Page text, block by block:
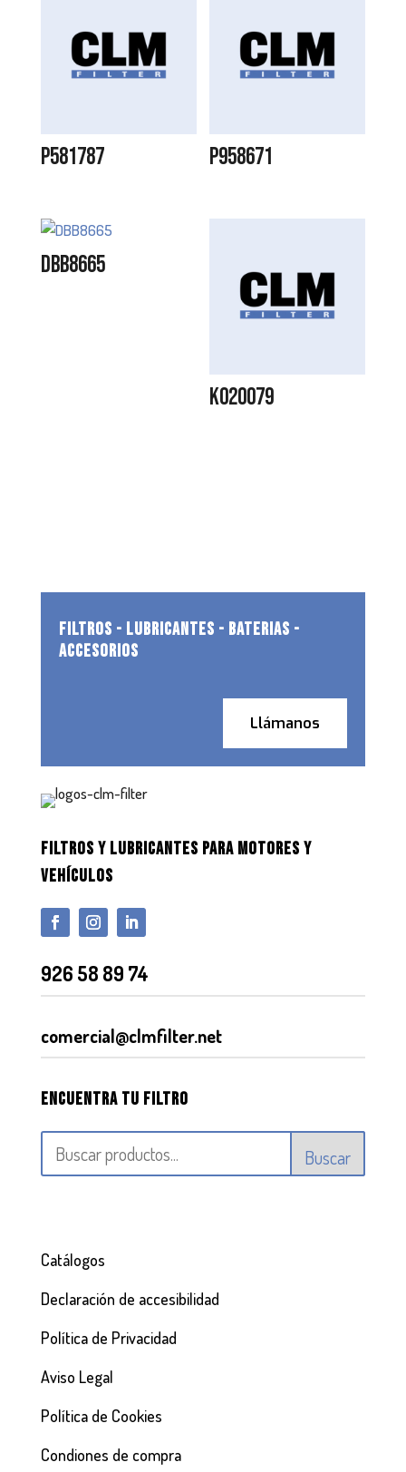
P581787 P958671
DBB8665
K020079
FILTROS - LUBRICANTES - BATERIAS -
ACCESORIOS
Llámanos
FILTROS Y LUBRICANTES PARA MOTORES Y
VEHÍCULOS
926 58 89 74
comercial@clmfilter.net
Encuentra tu filtro
Buscar
Catálogos
Declaración de accesibilidad
Política de Privacidad
Aviso Legal
Política de Cookies
Condiones de compra